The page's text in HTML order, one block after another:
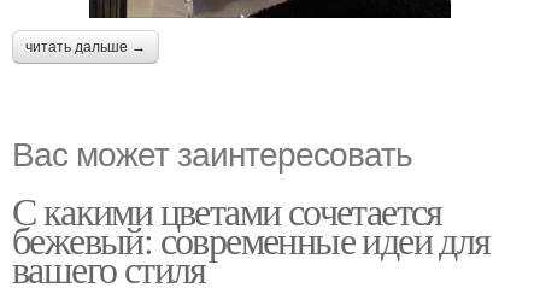
читать дальше →
Вас может заинтересовать
С какими цветами сочетается
бежевый: современные идеи для
вашего стиля